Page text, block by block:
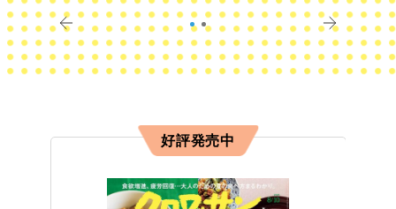
きに
すか？
好評発売中